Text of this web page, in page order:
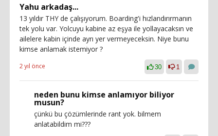
Yahu arkadaş...
13 yıldır THY de çalışıyorum. Boarding'i hızlandırırmanın
tek yolu var. Yolcuyu kabine az eşya ile yollayacaksın ve
ailelere kabin içinde ayrı yer vermeyeceksin. Niye bunu
kimse anlamak istemiyor ?
2 yıl önce 30 1
neden bunu kimse anlamıyor biliyor
musun?
çünkü bu çözümlerinde rant yok. bilmem
anlatabildim mi???